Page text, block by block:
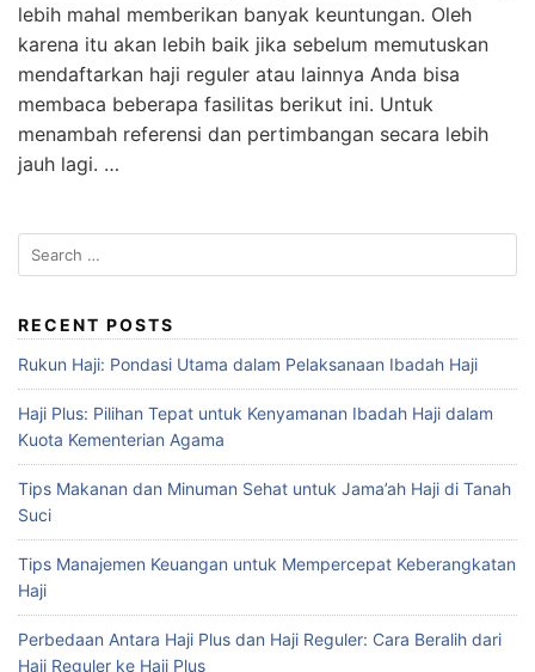
lebih mahal memberikan banyak keuntungan. Oleh
karena itu akan lebih baik jika sebelum memutuskan
mendaftarkan haji reguler atau lainnya Anda bisa
membaca beberapa fasilitas berikut ini. Untuk
menambah referensi dan pertimbangan secara lebih
jauh lagi. …
RECENT POSTS
Rukun Haji: Pondasi Utama dalam Pelaksanaan Ibadah Haji
Haji Plus: Pilihan Tepat untuk Kenyamanan Ibadah Haji dalam
Kuota Kementerian Agama
Tips Makanan dan Minuman Sehat untuk Jama’ah Haji di Tanah
Suci
Tips Manajemen Keuangan untuk Mempercepat Keberangkatan
Haji
Perbedaan Antara Haji Plus dan Haji Reguler: Cara Beralih dari
Haji Reguler ke Haji Plus